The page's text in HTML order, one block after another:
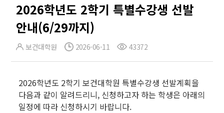
2026학년도 2학기 특별수강생 선발
안내(6/29까지)
보건대학원 2026-06-11 43372
2026학년도 2학기 보건대학원 특별수강생 선발계획을
다음과 같이 알려드리니, 신청하고자 하는 학생은 아래의
일정에 따라 신청하시기 바랍니다.